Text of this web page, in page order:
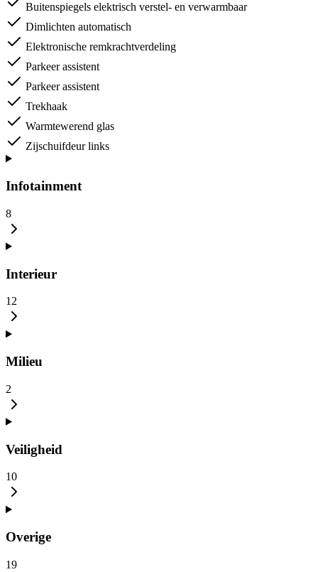
Buitenspiegels elektrisch verstel- en verwarmbaar
Dimlichten automatisch
Elektronische remkrachtverdeling
Parkeer assistent
Parkeer assistent
Trekhaak
Warmtewerend glas
Zijschuifdeur links
Infotainment
8
Interieur
12
Milieu
2
Veiligheid
10
Overige
19